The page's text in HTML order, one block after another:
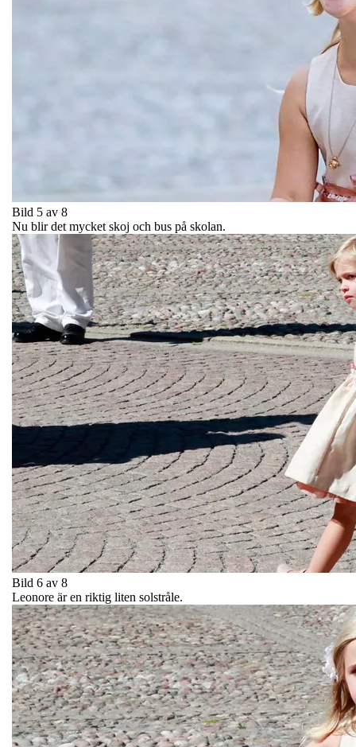
Bild 5 av 8
Nu blir det mycket skoj och bus på skolan.
Bild 6 av 8
Leonore är en riktig liten solstråle.